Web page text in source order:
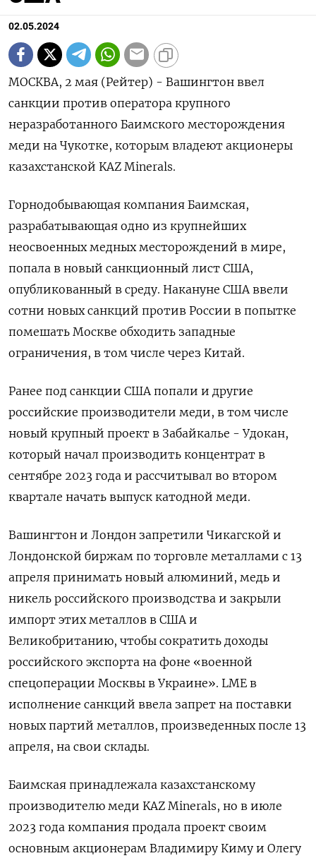
02.05.2024
МОСКВА, 2 мая (Рейтер) - Вашингтон ввел
санкции против оператора крупного
неразработанного Баимского месторождения
меди на Чукотке, которым владеют акционеры
казахстанской KAZ Minerals.
Горнодобывающая компания Баимская,
разрабатывающая одно из крупнейших
неосвоенных медных месторождений в мире,
попала в новый санкционный лист США,
опубликованный в среду. Накануне США ввели
сотни новых санкций против России в попытке
помешать Москве обходить западные
ограничения, в том числе через Китай.
Ранее под санкции США попали и другие
российские производители меди, в том числе
новый крупный проект в Забайкалье - Удокан,
который начал производить концентрат в
сентябре 2023 года и рассчитывал во втором
квартале начать выпуск катодной меди.
Вашингтон и Лондон запретили Чикагской и
Лондонской биржам по торговле металлами с 13
апреля принимать новый алюминий, медь и
никель российского производства и закрыли
импорт этих металлов в США и
Великобританию, чтобы сократить доходы
российского экспорта на фоне «военной
спецоперации Москвы в Украине». LME в
исполнение санкций ввела запрет на поставки
новых партий металлов, произведенных после 13
апреля, на свои склады.
Баимская принадлежала казахстанскому
производителю меди KAZ Minerals, но в июле
2023 года компания продала проект своим
основным акционерам Владимиру Киму и Олегу